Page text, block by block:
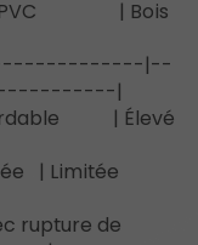
PVC | Bois
|--
|
| Élevé
| Limitée
rupture de